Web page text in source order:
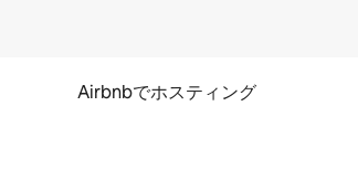
Airbnbでホスティング